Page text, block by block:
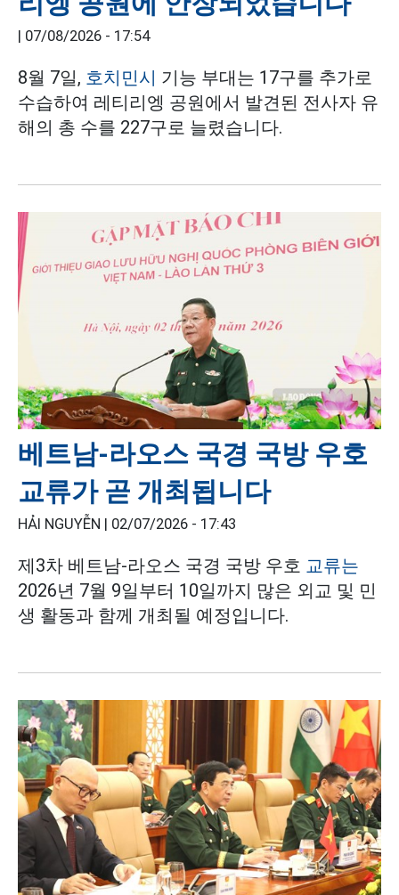
| 07/08/2026 - 17:54
8월 7일, 호치민시 기능 부대는 17구를 추가로
수습하여 레티리엥 공원에서 발견된 전사자 유
해의 총 수를 227구로 늘렸습니다.
베트남-라오스 국경 국방 우호
교류가 곧 개최됩니다
HẢI NGUYỄN | 02/07/2026 - 17:43
제3차 베트남-라오스 국경 국방 우호 교류는
2026년 7월 9일부터 10일까지 많은 외교 및 민
생 활동과 함께 개최될 예정입니다.